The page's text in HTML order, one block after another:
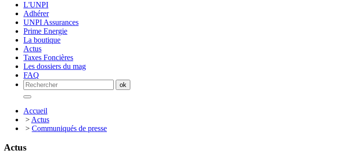
L'UNPI
Adhérer
UNPI Assurances
Prime Energie
La boutique
Actus
Taxes Foncières
Les dossiers du mag
FAQ
Accueil
> Actus
> Communiqués de presse
Actus